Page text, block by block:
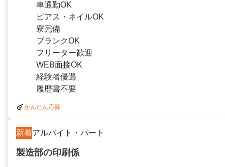
車通勤OK
ピアス・ネイルOK
寮完備
ブランクOK
フリーター歓迎
WEB面接OK
経験者優遇
履歴書不要
かんたん応募
新着アルバイト・パート
製造部の印刷係